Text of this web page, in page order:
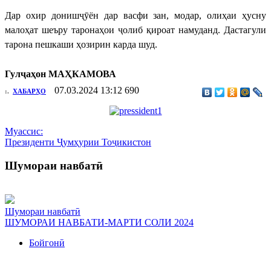
Дар охир донишҷӯён дар васфи зан, модар, олиҳаи ҳусну
малоҳат шеъру таронаҳои ҷолиб қироат намуданд. Дастагули
тарона пешкаши ҳозирин карда шуд.
Гулҷаҳон МАҲКАМОВА
:. ХАБАРҲО 07.03.2024 13:12 690
Муассис:
Президенти Ҷумҳурии Тоҷикистон
Шумораи навбатӣ
Шумораи навбатӣ
ШУМОРАИ НАВБАТИ-МАРТИ СОЛИ 2024
Бойгонӣ